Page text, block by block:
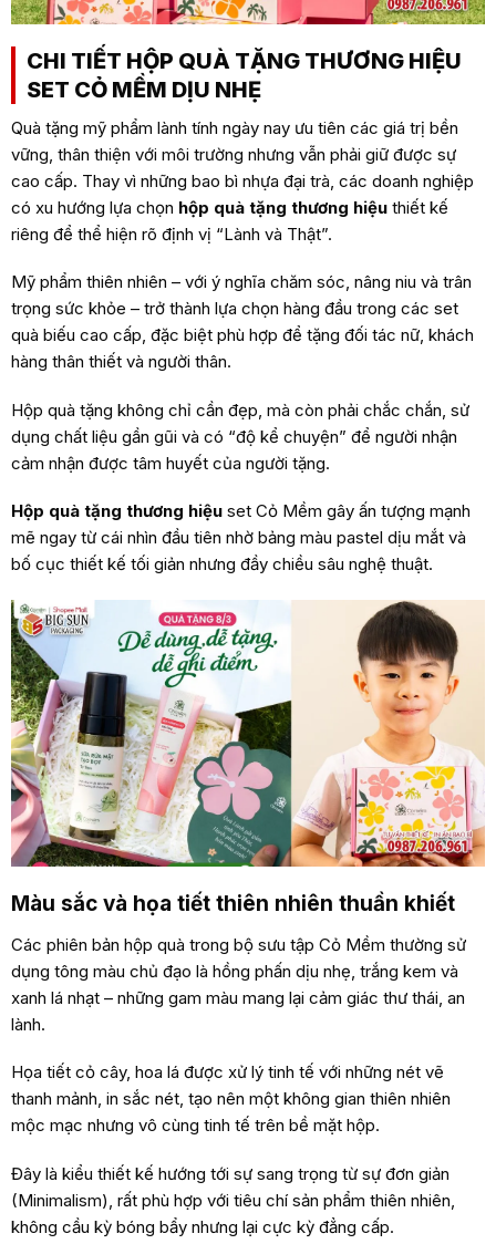
CHI TIẾT HỘP QUÀ TẶNG THƯƠNG HIỆU
SET CỎ MỀM DỊU NHẸ
Quà tặng mỹ phẩm lành tính ngày nay ưu tiên các giá trị bền
vững, thân thiện với môi trường nhưng vẫn phải giữ được sự
cao cấp. Thay vì những bao bì nhựa đại trà, các doanh nghiệp
có xu hướng lựa chọn hộp quà tặng thương hiệuthiết kế
riêng để thể hiện rõ định vị “Lành và Thật”.
Mỹ phẩm thiên nhiên – với ý nghĩa chăm sóc, nâng niu và trân
trọng sức khỏe – trở thành lựa chọn hàng đầu trong các set
quà biếu cao cấp, đặc biệt phù hợp để tặng đối tác nữ, khách
hàng thân thiết và người thân.
Hộp quà tặng không chỉ cần đẹp, mà còn phải chắc chắn, sử
dụng chất liệu gần gũi và có “độ kể chuyện” để người nhận
cảm nhận được tâm huyết của người tặng.
Hộp quà tặng thương hiệuset Cỏ Mềm gây ấn tượng mạnh
mẽ ngay từ cái nhìn đầu tiên nhờ bảng màu pastel dịu mắt và
bố cục thiết kế tối giản nhưng đầy chiều sâu nghệ thuật.
Màu sắc và họa tiết thiên nhiên thuần khiết
Các phiên bản hộp quà trong bộ sưu tập Cỏ Mềm thường sử
dụng tông màu chủ đạo là hồng phấn dịu nhẹ, trắng kem và
xanh lá nhạt – những gam màu mang lại cảm giác thư thái, an
lành.
Họa tiết cỏ cây, hoa lá được xử lý tinh tế với những nét vẽ
thanh mảnh, in sắc nét, tạo nên một không gian thiên nhiên
mộc mạc nhưng vô cùng tinh tế trên bề mặt hộp.
Đây là kiểu thiết kế hướng tới sự sang trọng từ sự đơn giản
(Minimalism), rất phù hợp với tiêu chí sản phẩm thiên nhiên,
không cầu kỳ bóng bẩy nhưng lại cực kỳ đẳng cấp.